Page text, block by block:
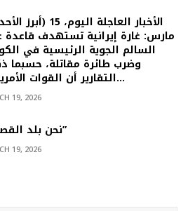
مارس: غارة إيرانية تستهدف قاعدة
السالم الجوية الرئيسية في
وضرب طائرة مقاتلة، حسبما
التقارير أن القوات الأمريكية…
19, 2026
“نحن بلد القصص”
19, 2026